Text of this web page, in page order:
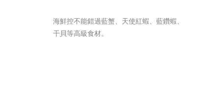
海鮮控不能錯過藍蟹、天使紅蝦、藍鑽蝦、
干貝等高級食材。